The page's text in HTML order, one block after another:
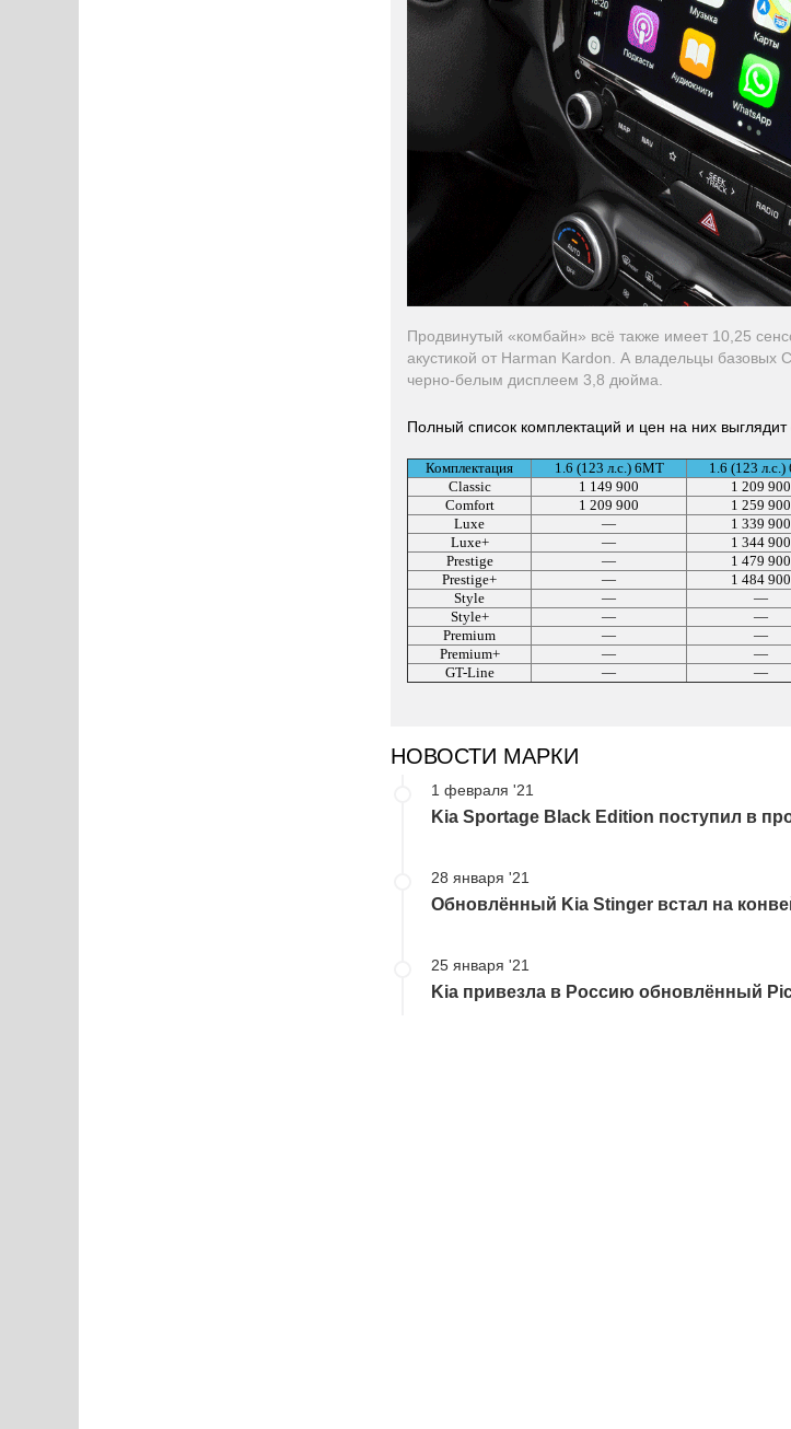
Продвинутый «комбайн» всё также имеет 10,25
акустикой от Harman Kardon. А владельцы базовых
черно-белым дисплеем 3,8 дюйма.
Полный список комплектаций и цен на них
Комплектация 1.6 (123 л.с.) 6МТ 1.6 (123 л.с.)
Classic
1 149 900 1 209 900
Comfort
1 209 900 1 259 900
Luxe
— 1 339 900
Luxe+
— 1 344 900
Prestige
— 1 479 900
Prestige+
— 1 484 900
Style
— —
Style+
— —
Premium
— —
Premium+
— —
GT-Line
— —
НОВОСТИ МАРКИ
1 февраля '21
Kia Sportage Black Edition поступил в
28 января '21
Обновлённый Kia Stinger встал на
25 января '21
Kia привезла в Россию обновлённый